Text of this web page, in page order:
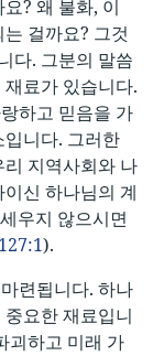
? 왜 불화, 이
걸까요? 그것
다. 그분의 말씀
료가 있습니다.
하고 믿음을 가
니다. 그러한
지역사회와 나
신 하나님의 계
우지 않으시면
).
련됩니다. 하나
요한 재료입니
괴하고 미래 가